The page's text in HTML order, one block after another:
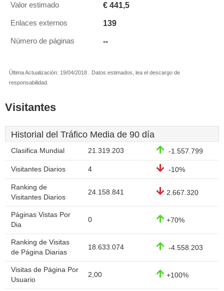
Valor estimado € 441,5
Enlaces externos 139
Número de páginas --
Última Actualización: 19/04/2018 . Datos estimados, lea el descargo de
responsabilidad.
Visitantes
Historial del Tráfico Media de 90 día
Clasifica Mundial 21.319.203 -1.557.799
Visitantes Diarios 4 -10%
Ranking de
Visitantes Diarios
24.158.841 2.667.320
Páginas Vistas Por
Dia
0 +70%
Ranking de Visitas
de Página Diarias
18.633.074 -4.558.203
Visitas de Página Por
Usuario
2,00 +100%